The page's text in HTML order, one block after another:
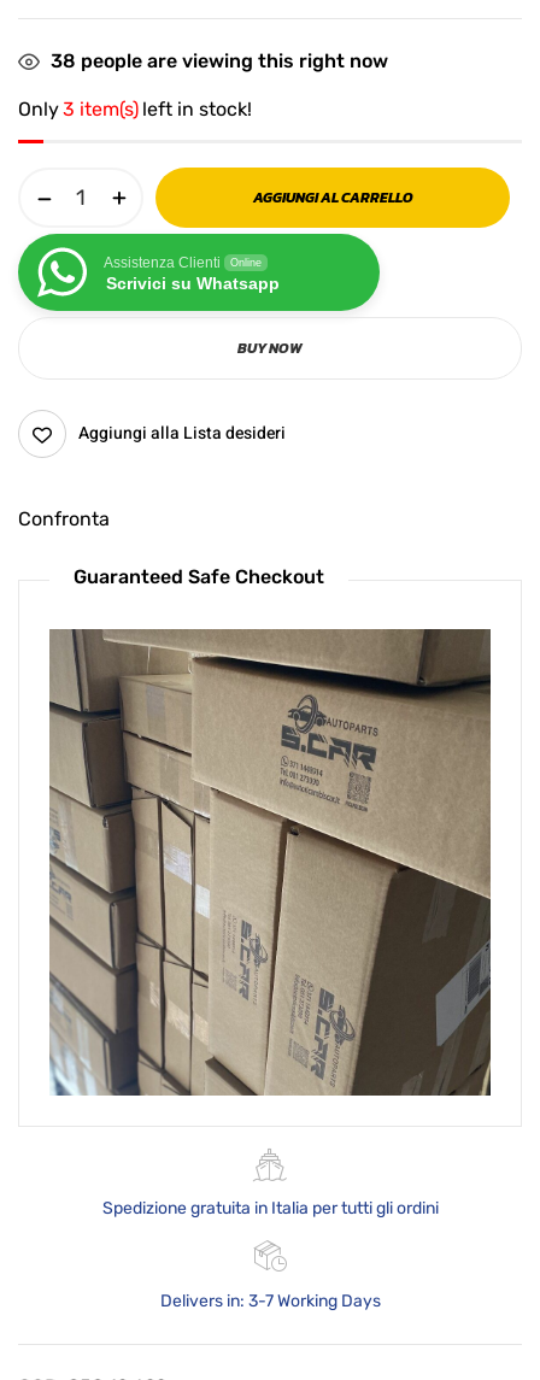
38 people are viewing this right now
Only3 item(s) left in stock!
AGGIUNGI AL CARRELLO
Assistenza Clienti Online
Scrivici su Whatsapp
BUY NOW
Aggiungi alla Lista desideri
Confronta
Guaranteed Safe Checkout
Spedizione gratuita in Italia per tutti gli ordini
Delivers in: 3-7 Working Days